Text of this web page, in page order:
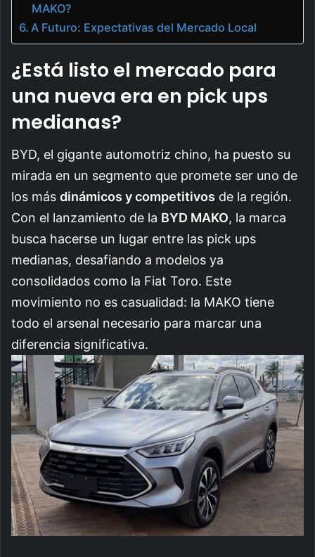
MAKO?
A Futuro: Expectativas del Mercado Local
¿Está listo el mercado para
una nueva era en pick ups
medianas?
BYD, el gigante automotriz chino, ha puesto su
mirada en un segmento que promete ser uno de
los más dinámicos y competitivos de la región.
Con el lanzamiento de la BYD MAKO, la marca
busca hacerse un lugar entre las pick ups
medianas, desafiando a modelos ya
consolidados como la Fiat Toro. Este
movimiento no es casualidad: la MAKO tiene
todo el arsenal necesario para marcar una
diferencia significativa.